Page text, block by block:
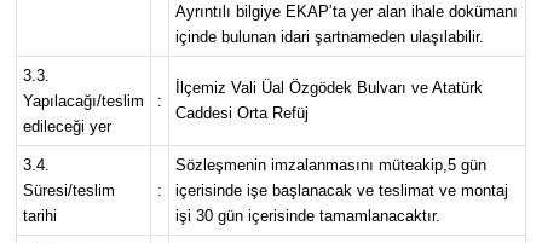
Ayrıntılı bilgiye EKAP’ta yer alan ihale dokümanı
içinde bulunan idari şartnameden ulaşılabilir.
3.3.
Yapılacağı/teslim
edileceği yer
:
İlçemiz Vali Üal Özgödek Bulvarı ve Atatürk
Caddesi Orta Refüj
3.4.
Süresi/teslim
tarihi
:
Sözleşmenin imzalanmasını müteakip,5 gün
içerisinde işe başlanacak ve teslimat ve montaj
işi 30 gün içerisinde tamamlanacaktır.